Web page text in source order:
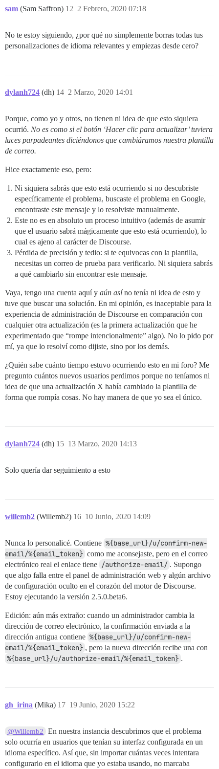
sam (Sam Saffron) 2 Febrero, 2020 07:18
12
No te estoy siguiendo, ¿por qué no simplemente borras todas tus
personalizaciones de idioma relevantes y empiezas desde cero?
dylanh724 (dh) 2 Marzo, 2020 14:01
14
Porque, como yo y otros, no tienen ni idea de que esto siquiera
ocurrió. No es como si el botón ‘Hacer clic para actualizar’ tuviera
luces parpadeantes diciéndonos que cambiáramos nuestra plantilla
de correo.
Hice exactamente eso, pero:
Ni siquiera sabrás que esto está ocurriendo si no descubriste
específicamente el problema, buscaste el problema en Google,
encontraste este mensaje y lo resolviste manualmente.
Este no es en absoluto un proceso intuitivo (además de asumir
que el usuario sabrá mágicamente que esto está ocurriendo), lo
cual es ajeno al carácter de Discourse.
Pérdida de precisión y tedio: si te equivocas con la plantilla,
necesitas un correo de prueba para verificarlo. Ni siquiera sabrás
a qué cambiarlo sin encontrar este mensaje.
Vaya, tengo una cuenta aquí y aún asíno tenía ni idea de esto y
tuve que buscar una solución. En mi opinión, es inaceptable para la
experiencia de administración de Discourse en comparación con
cualquier otra actualización (es la primera actualización que he
experimentado que “rompe intencionalmente” algo). No lo pido por
mí, ya que lo resolví como dijiste, sino por los demás.
¿Quién sabe cuánto tiempo estuvo ocurriendo esto en mi foro? Me
pregunto cuántos nuevos usuarios perdimos porque no teníamos ni
idea de que una actualización X había cambiado la plantilla de
forma que rompía cosas. No hay manera de que yo sea el único.
dylanh724 (dh) 13 Marzo, 2020 14:13
15
Solo quería dar seguimiento a esto
willemb2 (Willemb2) 10 Junio, 2020 14:09
16
Nunca lo personalicé. Contiene %{base_url}/u/confirm-new-
email/%{email_token} como me aconsejaste, pero en el correo
electrónico real el enlace tiene /authorize-email/ . Supongo
que algo falla entre el panel de administración web y algún archivo
de configuración oculto en el corazón del motor de Discourse.
Estoy ejecutando la versión 2.5.0.beta6.
Edición: aún más extraño: cuando un administrador cambia la
dirección de correo electrónico, la confirmación enviada a la
dirección antigua contiene %{base_url}/u/confirm-new-
email/%{email_token} , pero la nueva dirección recibe una con
%{base_url}/u/authorize-email/%{email_token} .
gh_irina (Mika) 19 Junio, 2020 15:22
17
@Willemb2
En nuestra instancia descubrimos que el problema
solo ocurría en usuarios que tenían su interfaz configurada en un
idioma específico. Así que, sin importar cuántas veces intentara
configurarlo en el idioma que yo estaba usando, no marcaba